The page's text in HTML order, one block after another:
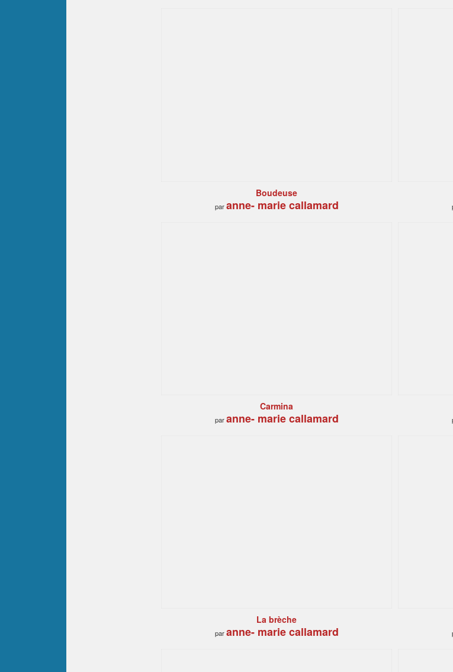
Boudeuse
paranne- marie callamard
Carmina
paranne- marie callamard
La brèche
paranne- marie callamard